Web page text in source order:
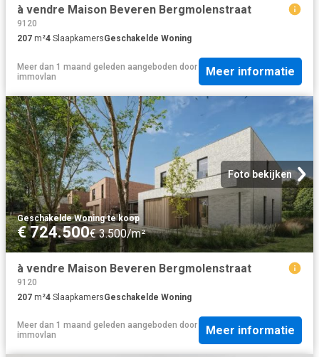
à vendre Maison Beveren Bergmolenstraat
9120
207 m²4 SlaapkamersGeschakelde Woning
Meer dan 1 maand geleden aangeboden door
immovlan
Meer informatie
Foto bekijken
Geschakelde Woning·te koop
€ 724.500€ 3.500/m²
à vendre Maison Beveren Bergmolenstraat
9120
207 m²4 SlaapkamersGeschakelde Woning
Meer dan 1 maand geleden aangeboden door
immovlan
Meer informatie